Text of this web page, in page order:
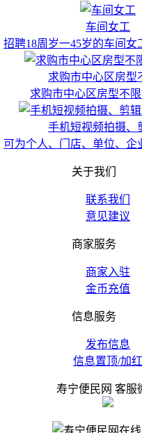
车间女工
招聘18周岁一45岁的车间女
求购市中心区房型
求购市中心区房型不
手机短视频拍摄、
可为个人、门店、单位、企
关于我们
联系我们
意见建议
商家服务
商家入驻
金币充值
信息服务
发布信息
信息置顶/加红
寿宁便民网 客服